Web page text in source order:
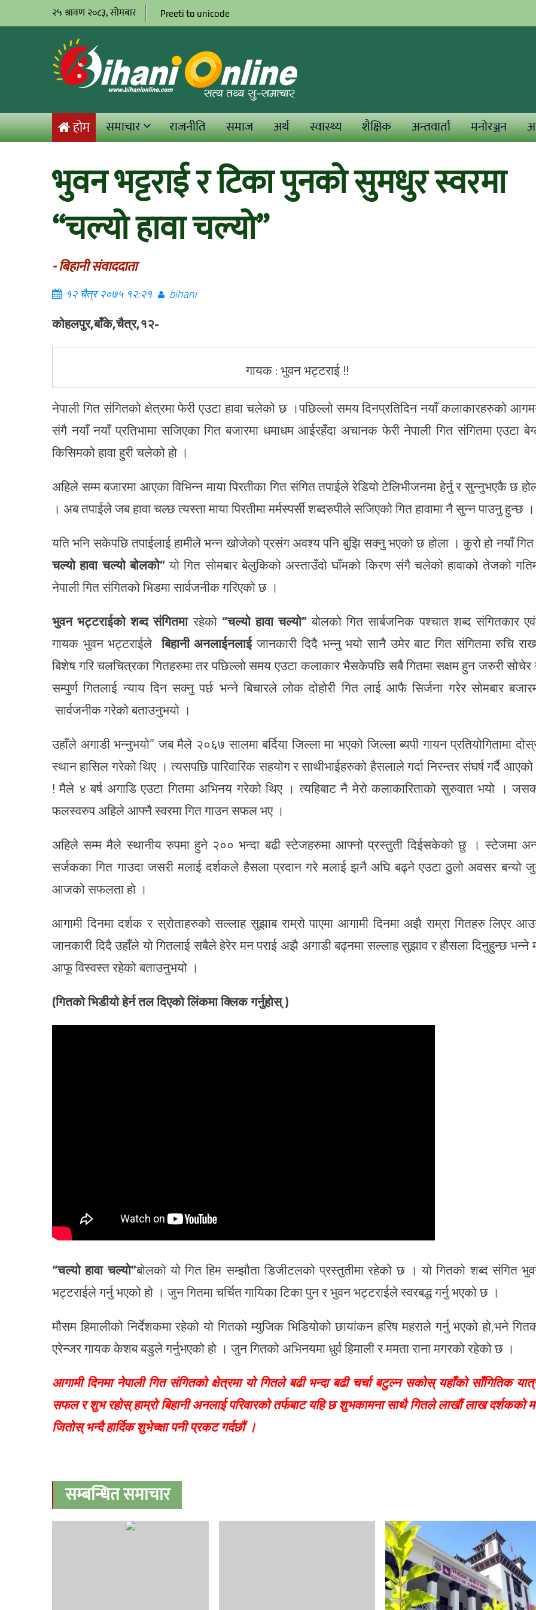
२५ श्रावण २०८३, सोमबार Preeti to unicode
होम समाचार राजनीति समाज अर्थ स्वास्थ्य शैक्षिक अन्तवार्ता मनोरञ्जन
भुवन भट्टराई र टिका पुनको सुमधुर स्वरमा
“चल्यो हावा चल्यो”
- बिहानी संवाददाता
१२ चैत्र २०७५ १२:२१ bihani
कोहलपुर,बाँके,चैत्र,१२-
गायक : भुवन भट्टराई !!
नेपाली गित संगितको क्षेत्रमा फेरी एउटा हावा चलेको छ ।पछिल्लो समय दिनप्रतिदिन नयाँ कलाकारहरुको
संगै नयाँ नयाँ प्रतिभामा सजिएका गित बजारमा धमाधम आईरहँदा अचानक फेरी नेपाली गित संगितमा एउटा
किसिमको हावा हुरी चलेको हो ।
अहिले सम्म बजारमा आएका विभिन्न माया पिरतीका गित संगित तपाईले रेडियो टेलिभीजनमा हेर्नु र सुन्नुभएकै छ
। अब तपाईले जब हावा चल्छ त्यस्ता माया पिरतीमा मर्मस्पर्सी शब्दरुपीले सजिएको गित हावामा नै सुन्न पाउनु हुन्छ ।
यति भनि सकेपछि तपाईलाई हामीले भन्न खोजेको प्रसंग अवश्य पनि बुझि सक्नु भएको छ होला । कुरो हो नयाँ गित
चल्यो हावा चल्यो बोलको”यो गित सोमबार बेलुकिको अस्ताउँदो घाँमको किरण संगै चलेको हावाको तेजको
नेपाली गित संगितको भिडमा सार्वजनीक गरिएको छ ।
भुवन भट्टराईको शब्द संगितमारहेको “चल्यो हावा चल्यो”बोलको गित सार्बजनिक पश्चात शब्द संगितकार
गायक भुवन भट्टराईलेबिहानी अनलाईनलाईजानकारी दिदै भन्नु भयो सानै उमेर बाट गित संगितमा रुचि
बिशेष गरि चलचित्रका गितहरुमा तर पछिल्लो समय एउटा कलाकार भैसकेपछि सबै गितमा सक्षम हुन जरुरी
सम्पुर्ण गितलाई न्याय दिन सक्नु पर्छ भन्ने बिचारले लोक दोहोरी गित लाई आफै सिर्जना गरेर सोमबार
सार्वजनीक गरेको बताउनुभयो ।
उहाँले अगाडी भन्नुभयो” जब मैले २०६७ सालमा बर्दिया जिल्ला मा भएको जिल्ला ब्यपी गायन प्रतियोगितामा
स्थान हासिल गरेको थिए । त्यसपछि पारिवारिक सहयोग र साथीभाईहरुको हैसलाले गर्दा निरन्तर संघर्ष गर्दै
! मैले ४ बर्ष अगाडि एउटा गितमा अभिनय गरेको थिए । त्यहिबाट नै मेरो कलाकारिताको सुरुवात भयो ।
फलस्वरुप अहिले आफ्नै स्वरमा गित गाउन सफल भए ।
अहिले सम्म मैले स्थानीय रुपमा हुने २०० भन्दा बढी स्टेजहरुमा आफ्नो प्रस्तुती दिईसकेको छु । स्टेजमा
सर्जकका गित गाउदा जसरी मलाई दर्शकले हैसला प्रदान गरे मलाई झनै अघि बढ्ने एउटा ठुलो अवसर बन्यो
आजको सफलता हो ।
आगामी दिनमा दर्शक र स्रोताहरुको सल्लाह सुझाब राम्रो पाएमा आगामी दिनमा अझै राम्रा गितहरु लिएर
जानकारी दिदै उहाँले यो गितलाई सबैले हेरेर मन पराई अझै अगाडी बढ्नमा सल्लाह सुझाव र हौसला दिनुहुन्छ भन्ने
आफू विस्वस्त रहेको बताउनुभयो ।
(गितको भिडीयो हेर्न तल दिएको लिंकमा क्लिक गर्नुहोस् )
“चल्यो हावा चल्यो”बोलको यो गित हिम सम्झौता डिजीटलको प्रस्तुतीमा रहेको छ । यो गितको शब्द संगित
भट्टराईले गर्नु भएको हो । जुन गितमा चर्चित गायिका टिका पुन र भुवन भट्टराईले स्वरबद्ध गर्नु भएको छ ।
मौसम हिमालीको निर्देशकमा रहेको यो गितको म्युजिक भिडियोको छायांकन हरिष महराले गर्नु भएको हो,भने
एरेन्जर गायक केशब बडुले गर्नुभएको हो । जुन गितको अभिनयमा धुर्व हिमाली र ममता राना मगरको रहेको छ ।
आगामी दिनमा नेपाली गित संगितको क्षेत्रमा यो गितले बढी भन्दा बढी चर्चा बटुल्न सकोस् यहाँको साँगितिक
सफल र शुभ रहोस् हाम्रो बिहानी अनलाई परिवारको तर्फबाट यहि छ शुभकामना साथै गितले लाखौं लाख दर्शकको
जितोस् भन्दै हार्दिक शुभेच्क्षा पनी प्रकट गर्दछौं ।
सम्बन्धित समाचार